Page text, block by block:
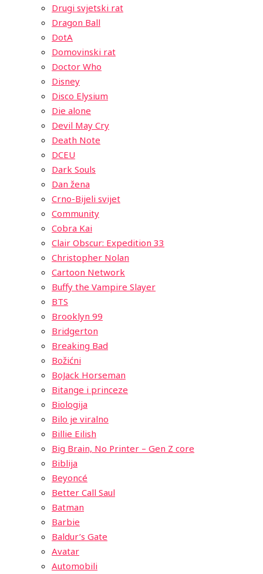
Drugi svjetski rat
Dragon Ball
DotA
Domovinski rat
Doctor Who
Disney
Disco Elysium
Die alone
Devil May Cry
Death Note
DCEU
Dark Souls
Dan žena
Crno-Bijeli svijet
Community
Cobra Kai
Clair Obscur: Expedition 33
Christopher Nolan
Cartoon Network
Buffy the Vampire Slayer
BTS
Brooklyn 99
Bridgerton
Breaking Bad
Božićni
BoJack Horseman
Bitange i princeze
Biologija
Bilo je viralno
Billie Eilish
Big Brain, No Printer – Gen Z core
Biblija
Beyoncé
Better Call Saul
Batman
Barbie
Baldur’s Gate
Avatar
Automobili